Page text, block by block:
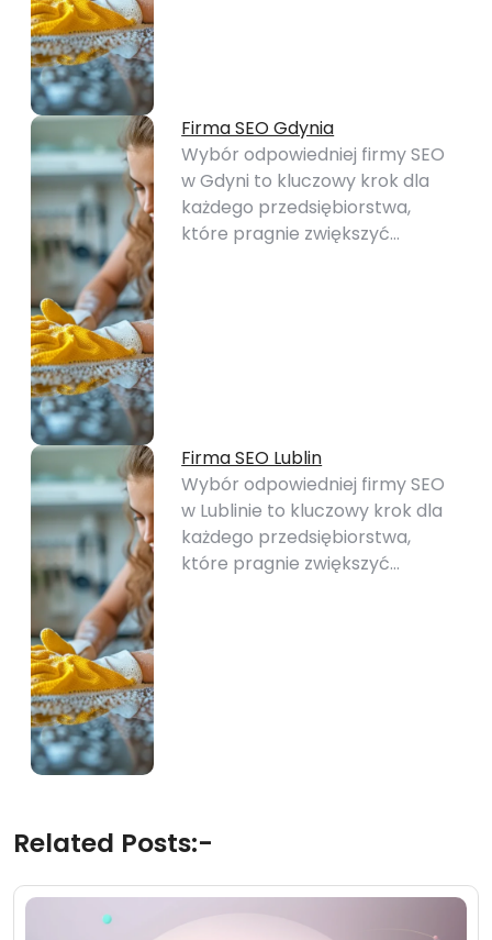
Firma SEO Gdynia
Wybór odpowiedniej firmy SEO
w Gdyni to kluczowy krok dla
każdego przedsiębiorstwa,
które pragnie zwiększyć…
Firma SEO Lublin
Wybór odpowiedniej firmy SEO
w Lublinie to kluczowy krok dla
każdego przedsiębiorstwa,
które pragnie zwiększyć…
Related Posts:-